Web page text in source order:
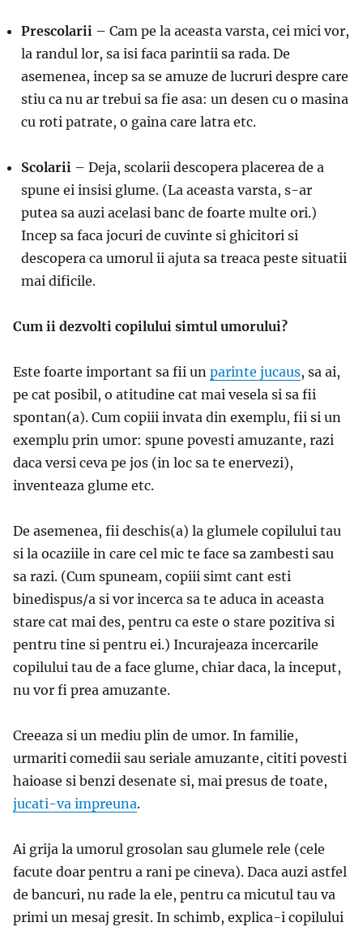
Prescolarii – Cam pe la aceasta varsta, cei mici vor,
la randul lor, sa isi faca parintii sa rada. De
asemenea, incep sa se amuze de lucruri despre care
stiu ca nu ar trebui sa fie asa: un desen cu o masina
cu roti patrate, o gaina care latra etc.
Scolarii – Deja, scolarii descopera placerea de a
spune ei insisi glume. (La aceasta varsta, s-ar
putea sa auzi acelasi banc de foarte multe ori.)
Incep sa faca jocuri de cuvinte si ghicitori si
descopera ca umorul ii ajuta sa treaca peste situatii
mai dificile.
Cum ii dezvolti copilului simtul umorului?
Este foarte important sa fii un parinte jucaus, sa ai,
pe cat posibil, o atitudine cat mai vesela si sa fii
spontan(a). Cum copiii invata din exemplu, fii si un
exemplu prin umor: spune povesti amuzante, razi
daca versi ceva pe jos (in loc sa te enervezi),
inventeaza glume etc.
De asemenea, fii deschis(a) la glumele copilului tau
si la ocaziile in care cel mic te face sa zambesti sau
sa razi. (Cum spuneam, copiii simt cant esti
binedispus/a si vor incerca sa te aduca in aceasta
stare cat mai des, pentru ca este o stare pozitiva si
pentru tine si pentru ei.) Incurajeaza incercarile
copilului tau de a face glume, chiar daca, la inceput,
nu vor fi prea amuzante.
Creeaza si un mediu plin de umor. In familie,
urmariti comedii sau seriale amuzante, cititi povesti
haioase si benzi desenate si, mai presus de toate,
jucati-va impreuna.
Ai grija la umorul grosolan sau glumele rele (cele
facute doar pentru a rani pe cineva). Daca auzi astfel
de bancuri, nu rade la ele, pentru ca micutul tau va
primi un mesaj gresit. In schimb, explica-i copilului